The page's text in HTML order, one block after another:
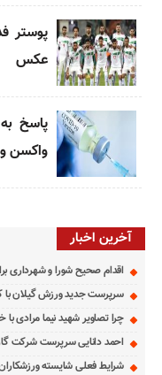
پوستر
عکس
پاسخ
واکسن
آخرین اخبار
اقدام صحیح شورا و شهرداری
سرپرست جدید ورزش گیلان با
چرا تصاویر شهید نیما مرادی
احمد دانایی سرپرست شرکت
شرایط فعلی شایسته